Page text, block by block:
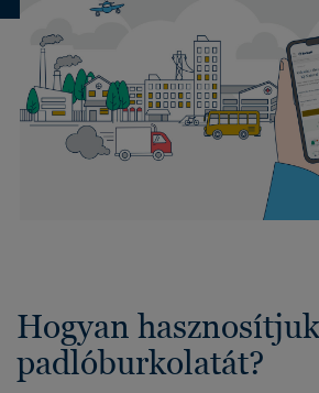
Hogyan
padlóburkolatát?